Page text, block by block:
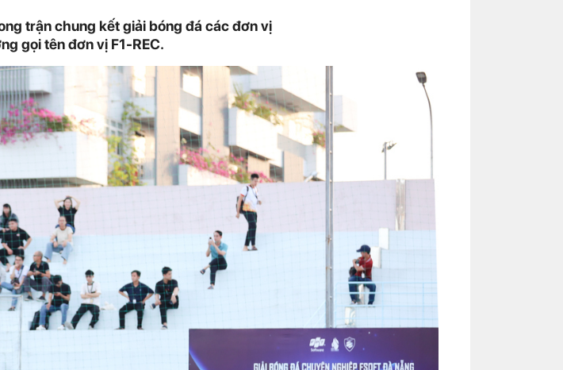
trận chung kết giải bóng đá các đơn vị
gọi tên đơn vị F1-REC.